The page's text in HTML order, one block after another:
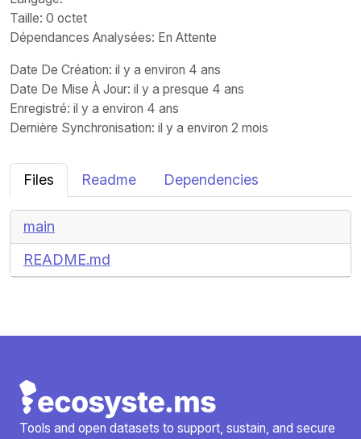
Taille: 0 octet
Dépendances Analysées: En Attente
Date De Création: il y a environ 4 ans
Date De Mise À Jour: il y a presque 4 ans
Enregistré: il y a environ 4 ans
Dernière Synchronisation: il y a environ 2 mois
Files Readme Dependencies
main
README.md
Tools and open datasets to support, sustain, and secure